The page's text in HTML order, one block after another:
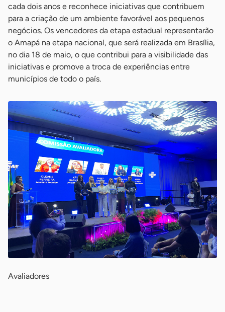
cada dois anos e reconhece iniciativas que contribuem
para a criação de um ambiente favorável aos pequenos
negócios. Os vencedores da etapa estadual representarão
o Amapá na etapa nacional, que será realizada em Brasília,
no dia 18 de maio, o que contribui para a visibilidade das
iniciativas e promove a troca de experiências entre
municípios de todo o país.
Avaliadores